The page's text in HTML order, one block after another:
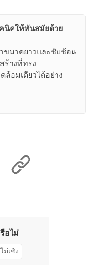
นิคให้ทันสมัยด้วย
ขนาดยาวและซับซ้อน
ร้างที่ทรง
อมเดียวได้อย่าง
อไม่
ไม่เชิง